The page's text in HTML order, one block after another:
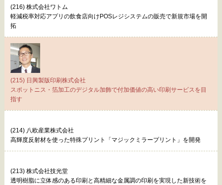
(216) 株式会社ワトム
軽減税率対応アプリの飲食店向けPOSレジシステムの販売で新規市場を開
拓
(215) 日興製版印刷株式会社
スポットニス・箔加工のデジタル加飾で付加価値の高い印刷サービスを目
指す
(214) 八欧産業株式会社
高輝度反射材を使った特殊プリント「マジックミラープリント」を開発
(213) 株式会社技光堂
透明樹脂に立体感のある印刷と高精細な金属調の印刷を実現した新技術を